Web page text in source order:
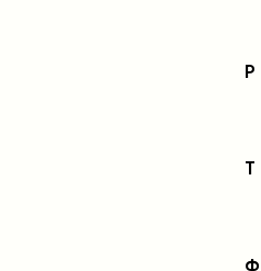
Р
Т
Ф